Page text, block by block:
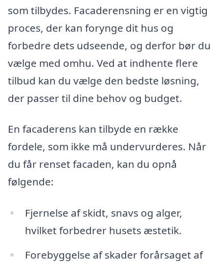
som tilbydes. Facaderensning er en vigtig
proces, der kan forynge dit hus og
forbedre dets udseende, og derfor bør du
vælge med omhu. Ved at indhente flere
tilbud kan du vælge den bedste løsning,
der passer til dine behov og budget.
En facaderens kan tilbyde en række
fordele, som ikke må undervurderes. Når
du får renset facaden, kan du opnå
følgende:
Fjernelse af skidt, snavs og alger,
hvilket forbedrer husets æstetik.
Forebyggelse af skader forårsaget af